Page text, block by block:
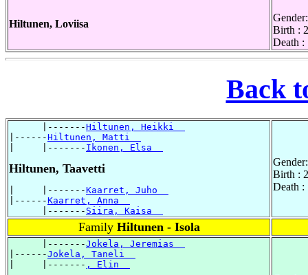
Hiltunen, Loviisa
Birth :
Death :
Back
      |-------
Hiltunen, Heikki
|------Hiltunen, Matti
|     |------- Ikonen, Elsa
Hiltunen, Taavetti
|     |-------Kaarret, Juho
|------Kaarret, Anna
      |-------
Siira, Kaisa
Birth :
Death :
Family Hiltunen - Isola
      |-------
Jokela, Jeremias
|------Jokela, Taneli
|     |------- , Elin